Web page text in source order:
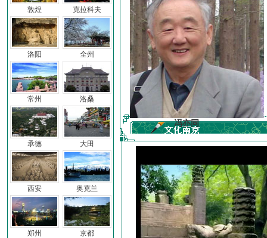
敦煌
洛阳
常州
承德
西安
郑州
克拉科夫
全州
洛桑
大田
奥克兰
京都
子 冯亦同